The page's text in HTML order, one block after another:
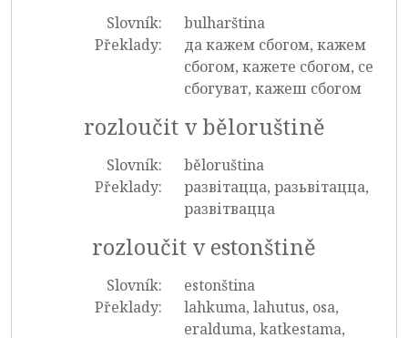
Slovník:
bulharština
Překlady:
да кажем сбогом, кажем
сбогом, кажете сбогом, се
сбогуват, кажеш сбогом
rozloučit v běloruštině
Slovník:
běloruština
Překlady:
развітацца, разьвітацца,
развітвацца
rozloučit v estonštině
Slovník:
estonština
Překlady:
lahkuma, lahutus, osa,
eralduma, katkestama,